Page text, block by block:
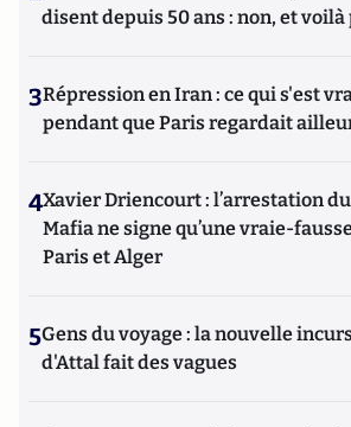
disent depuis 50 ans : non, et
3Répression en Iran : ce qui s'est
pendant que Paris regardait
4Xavier Driencourt : l’arrestation
Mafia ne signe qu’une vraie-
Paris et Alger
5Gens du voyage : la nouvelle
d'Attal fait des vagues